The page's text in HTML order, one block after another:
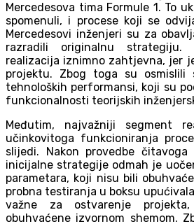
Mercedesova tima Formule 1. To
spomenuli, i procese koji se
Mercedesovi inženjeri su za
razradili originalnu
realizacija iznimno zahtjevna, jer
projektu. Zbog toga su osmislili
tehnoloških performansi, koji su
funkcionalnosti teorijskih
Međutim, najvažniji segment
učinkovitoga funkcioniranja
slijedi. Nakon provedbe čitavoga
inicijalne strategije odmah je
parametara, koji nisu bili
probna testiranja u boksu
važne za ostvarenje
obuhvaćene izvornom shemom.